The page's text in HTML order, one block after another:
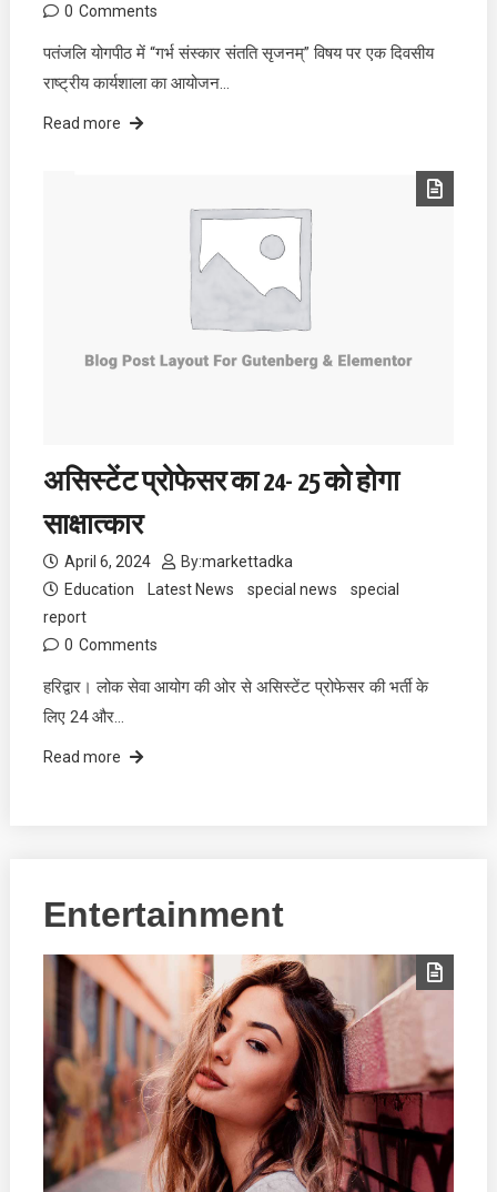
0 Comments
पतंजलि योगपीठ में “गर्भ संस्कार संतति सृजनम्” विषय पर एक दिवसीय
राष्ट्रीय कार्यशाला का आयोजन…
Read more
असिस्टेंट प्रोफेसर का 24- 25 को होगा
साक्षात्कार
April 6, 2024 By:markettadka
Education
Latest News special news
special
report
0 Comments
हरिद्वार। लोक सेवा आयोग की ओर से असिस्टेंट प्रोफेसर की भर्ती के
लिए 24 और…
Read more
Entertainment